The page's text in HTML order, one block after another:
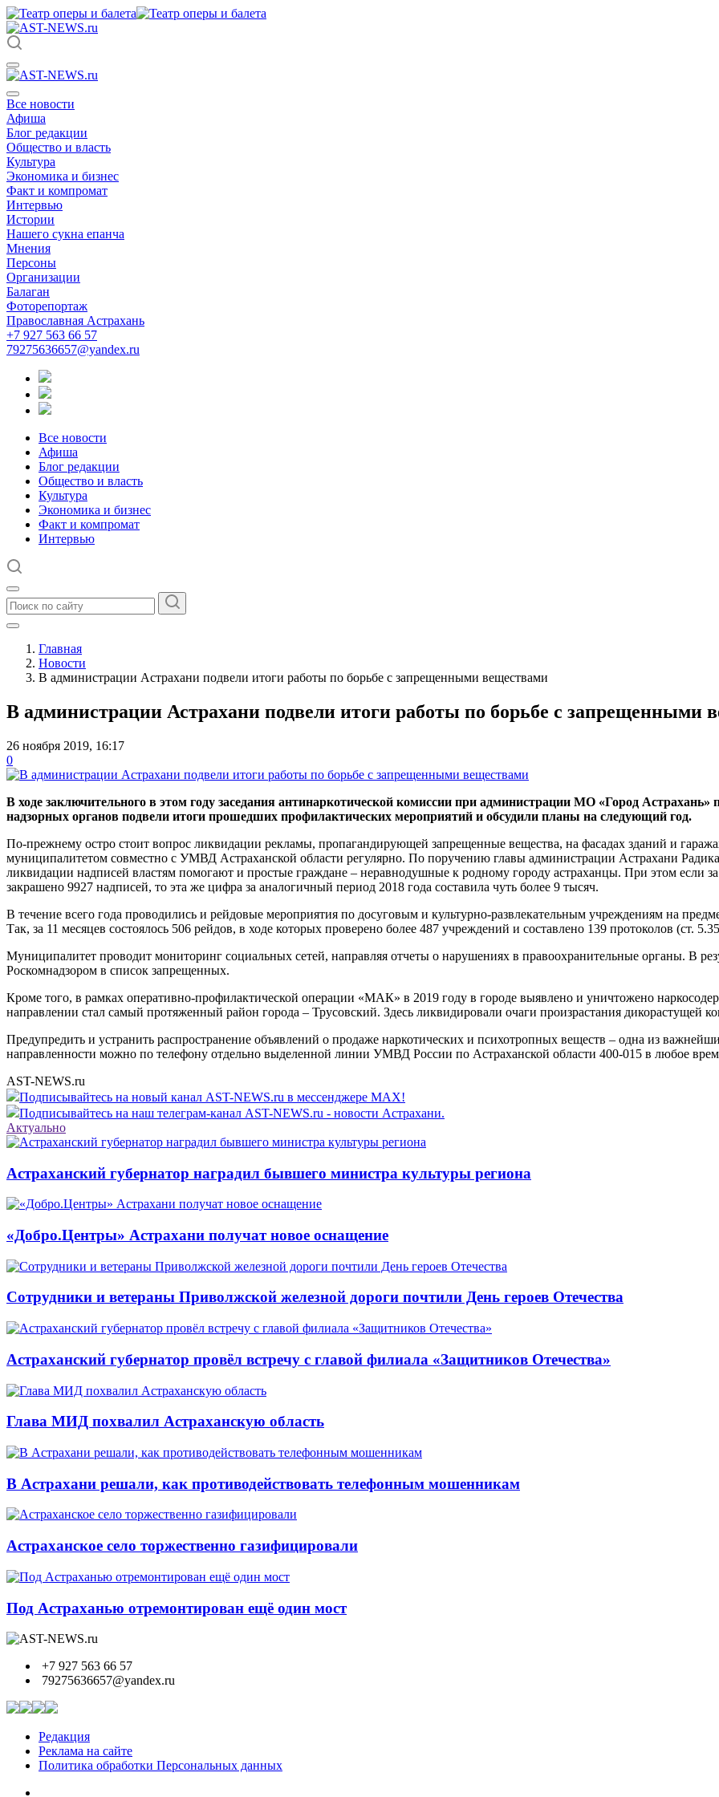
Все новости
Афиша
Блог редакции
Общество и власть
Культура
Экономика и бизнес
Факт и компромат
Интервью
Истории
Нашего сукна епанча
Мнения
Персоны
Организации
Балаган
Фоторепортаж
Православная Астрахань
+7 927 563 66 57
79275636657@yandex.ru
Все новости
Афиша
Блог редакции
Общество и власть
Культура
Экономика и бизнес
Факт и компромат
Интервью
Главная
Новости
В администрации Астрахани подвели итоги работы по борьбе с запрещенными веществами
В администрации Астрахани подвели итоги работы по борьбе с запрещенными
26 ноября 2019, 16:17
0
В ходе заключительного в этом году заседания антинаркотической комиссии при администрации МО «Город
надзорных органов подвели итоги прошедших профилактических мероприятий и обсудили планы на следующий год.
По-прежнему остро стоит вопрос ликвидации рекламы, пропагандирующей запрещенные вещества, на фасадах зданий и
муниципалитетом совместно с УМВД Астраханской области регулярно. По поручению главы администрации Астрахани
ликвидации надписей властям помогают и простые граждане – неравнодушные к родному городу астраханцы. При этом если
закрашено 9927 надписей, то эта же цифра за аналогичный период 2018 года составила чуть более 9 тысяч.
В течение всего года проводились и рейдовые мероприятия по досуговым и культурно-развлекательным учреждениям на
Так, за 11 месяцев состоялось 506 рейдов, в ходе которых проверено более 487 учреждений и составлено 139 протоколов (ст.
Муниципалитет проводит мониторинг социальных сетей, направляя отчеты о нарушениях в правоохранительные органы. В
Роскомнадзором в список запрещенных.
Кроме того, в рамках оперативно-профилактической операции «МАК» в 2019 году в городе выявлено и уничтожено
направлении стал самый протяженный район города – Трусовский. Здесь ликвидировали очаги произрастания дикорастущей
Предупредить и устранить распространение объявлений о продаже наркотических и психотропных веществ – одна из
направленности можно по телефону отдельно выделенной линии УМВД России по Астраханской области 400-015 в любое
AST-NEWS.ru
Подписывайтесь на новый канал AST-NEWS.ru в мессенджере MAX!
Подписывайтесь на наш телеграм-канал AST-NEWS.ru - новости Астрахани.
Актуально
Астраханский губернатор наградил бывшего министра культуры региона
«Добро.Центры» Астрахани получат новое оснащение
Сотрудники и ветераны Приволжской железной дороги почтили День героев Отечества
Астраханский губернатор провёл встречу с главой филиала «Защитников Отечества»
Глава МИД похвалил Астраханскую область
В Астрахани решали, как противодействовать телефонным мошенникам
Астраханское село торжественно газифицировали
Под Астраханью отремонтирован ещё один мост
+7 927 563 66 57
79275636657@yandex.ru
Редакция
Реклама на сайте
Политика обработки Персональных данных